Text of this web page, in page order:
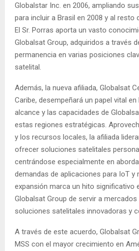
Globalstar Inc. en 2006, ampliando
para incluir a Brasil en 2008 y al resto
El Sr. Porras aporta un vasto
Globalsat Group, adquiridos a través
permanencia en varias posiciones
satelital.
Además, la nueva afiliada, Globalsat
Caribe, desempeñará un papel vital
alcance y las capacidades de
estas regiones estratégicas.
y los recursos locales, la afiliada
ofrecer soluciones satelitales
centrándose especialmente en
demandas de aplicaciones para IoT y
expansión marca un hito significativo
Globalsat Group de servir a
soluciones satelitales innovadoras y
A través de este acuerdo, Globalsat
MSS con el mayor crecimiento en